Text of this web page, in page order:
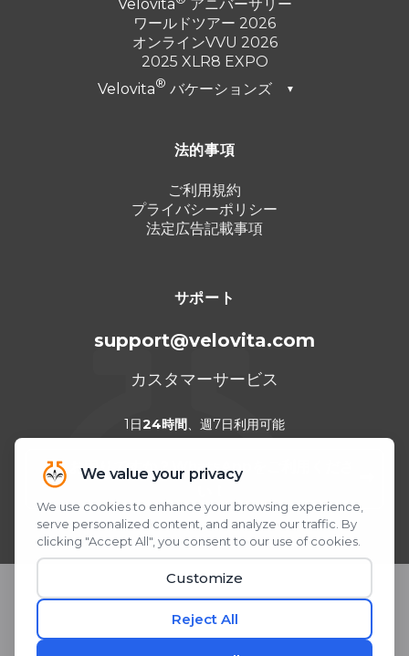
Velovita
アニバーサリー
ワールドツアー 2026
オンラインVVU 2026
2025 XLR8 EXPO
Velovita
バケーションズ ▼
トルコ 2025
プンタ・カナ 2024
カンクン 2023
法的事項
ご利用規約
プライバシーポリシー
法定広告記載事項
サポート
support@velovita.com
カスタマーサービス
1日24時間、週7日利用可能
お困りですか？WhatsAppをご利用くださ
QRコードをスキャンまたはクリック
© 2026 Velovita® Inc. All rights reserved.
* 本製品に関する記述は、米国食品医薬品局（FDA）による評価を受